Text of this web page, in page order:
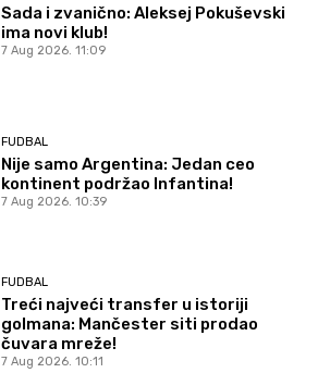
Sada i zvanično: Aleksej Pokuševski
ima novi klub!
7 Aug 2026. 11:09
FUDBAL
Nije samo Argentina: Jedan ceo
kontinent podržao Infantina!
7 Aug 2026. 10:39
FUDBAL
Treći najveći transfer u istoriji
golmana: Mančester siti prodao
čuvara mreže!
7 Aug 2026. 10:11